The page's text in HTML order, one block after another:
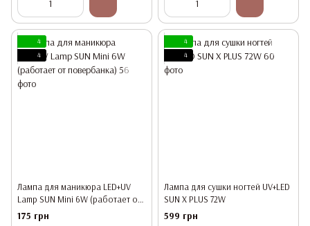
4
4
Лампа для маникюра LED+UV
Lamp SUN Mini 6W (работает от
повербанка)
175 грн
4
4
Лампа для сушки ногтей UV+LED
SUN X PLUS 72W
599 грн